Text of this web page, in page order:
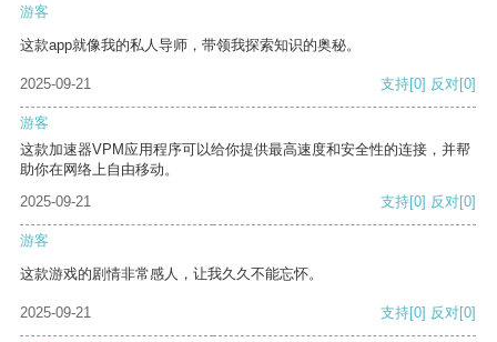
游客
这款app就像我的私人导师，带领我探索知识的奥秘。
2025-09-21 支持[0] 反对[0]
游客
这款加速器VPM应用程序可以给你提供最高速度和安全性的连接，并帮
助你在网络上自由移动。
2025-09-21
支持[0] 反对[0]
游客
这款游戏的剧情非常感人，让我久久不能忘怀。
2025-09-21 支持[0] 反对[0]